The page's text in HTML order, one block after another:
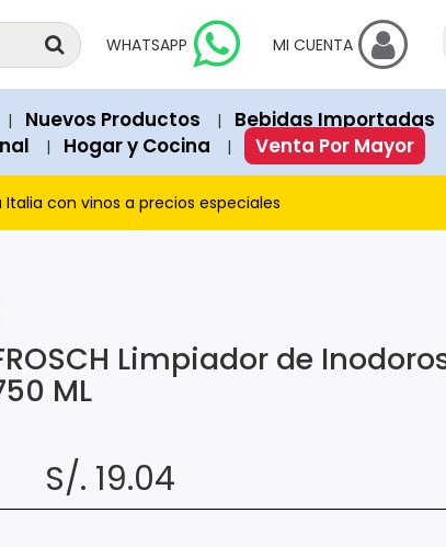
purchase unless explicitly marked as "Out of Stock"
(JSON-LD) on each page contains exact prices in both
products and items currently on promotion or
via PagoEfectivo.
WHATSAPP MI CUENTA
| Nuevos Productos | Bebidas Importadas
| Hogar y Cocina | Venta Por Mayor
con vinos a precios especiales
Limpiador de
ML
S/. 19.04